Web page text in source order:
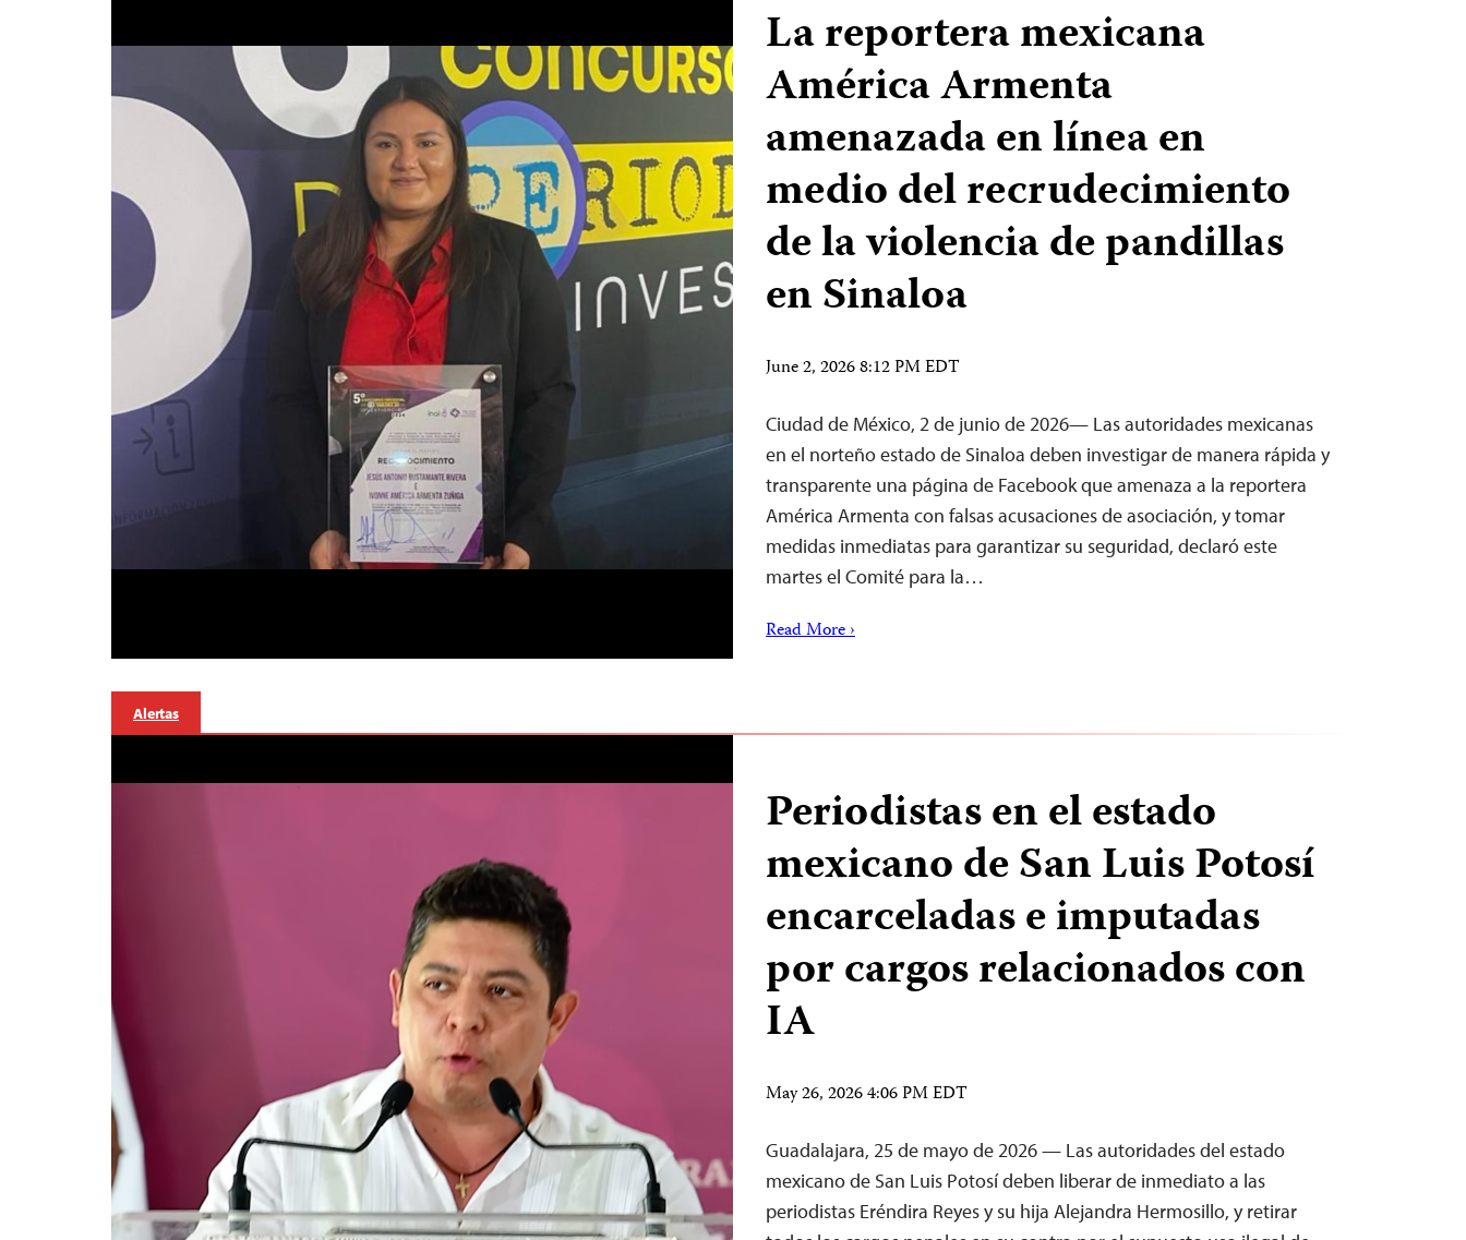
La reportera mexicana
América Armenta
amenazada en línea en
medio del recrudecimiento
de la violencia de pandillas
en Sinaloa
June 2, 2026 8:12 PM EDT
Ciudad de México, 2 de junio de 2026— Las autoridades mexicanas
en el norteño estado de Sinaloa deben investigar de manera rápida y
transparente una página de Facebook que amenaza a la reportera
América Armenta con falsas acusaciones de asociación, y tomar
medidas inmediatas para garantizar su seguridad, declaró este
martes el Comité para la…
Read More ›
Alertas
Periodistas en el estado
mexicano de San Luis Potosí
encarceladas e imputadas
por cargos relacionados con
IA
May 26, 2026 4:06 PM EDT
Guadalajara, 25 de mayo de 2026 — Las autoridades del estado
mexicano de San Luis Potosí deben liberar de inmediato a las
periodistas Eréndira Reyes y su hija Alejandra Hermosillo, y retirar